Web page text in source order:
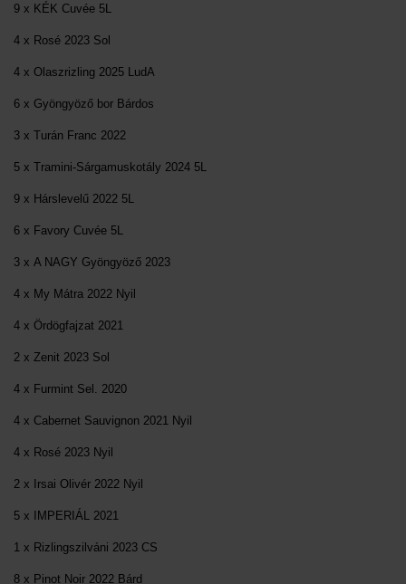
9 x KÉK Cuvée 5L
4 x Rosé 2023 Sol
4 x Olaszrizling 2025 LudA
6 x Gyöngyöző bor Bárdos
3 x Turán Franc 2022
5 x Tramini-Sárgamuskotály 2024 5L
9 x Hárslevelű 2022 5L
6 x Favory Cuvée 5L
3 x A NAGY Gyöngyöző 2023
4 x My Mátra 2022 Nyil
4 x Ördögfajzat 2021
2 x Zenit 2023 Sol
4 x Furmint Sel. 2020
4 x Cabernet Sauvignon 2021 Nyil
4 x Rosé 2023 Nyil
2 x Irsai Olivér 2022 Nyil
5 x IMPERIÁL 2021
1 x Rizlingszilváni 2023 CS
8 x Pinot Noir 2022 Bárd